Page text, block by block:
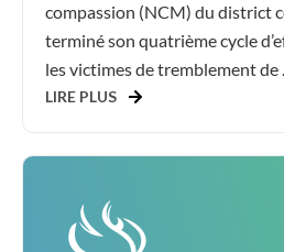
compassion (NCM) du district
terminé son quatrième cycle
les victimes de tremblement de
LIRE PLUS